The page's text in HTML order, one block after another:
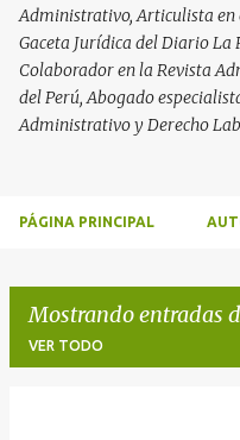
Administrativo, Articulista en
Gaceta Jurídica del Diario La
Colaborador en la Revista
del Perú, Abogado
Administrativo y Derecho
PÁGINA PRINCIPAL
Mostrando entradas
VER TODO